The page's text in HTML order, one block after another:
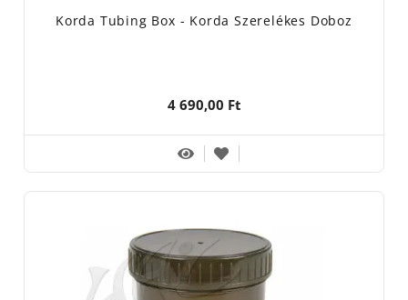
Korda Tubing Box - Korda Szerelékes Doboz
4 690,00 Ft